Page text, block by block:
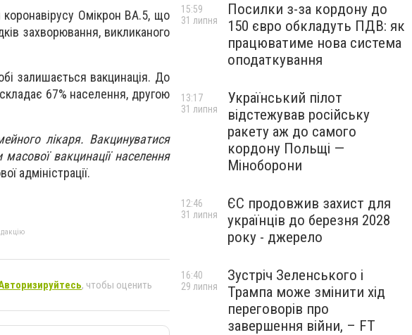
Омікрон ВА.5, що
захворювання, викликаного
залишається вакцинація. До
67% населення, другою
лікаря. Вакцинуватися
вакцинації населення
адміністрації.
, чтобы оценить
Посилки з-за кордону до
150 євро обкладуть ПДВ: як
працюватиме нова система
оподаткування
15:59
31 липня
Український пілот
відстежував російську
ракету аж до самого
кордону Польщі —
Міноборони
13:17
31 липня
ЄС продовжив захист для
українців до березня 2028
року - джерело
12:46
31 липня
Зустріч Зеленського і
Трампа може змінити хід
переговорів про
завершення війни, – FT
16:40
29 липня